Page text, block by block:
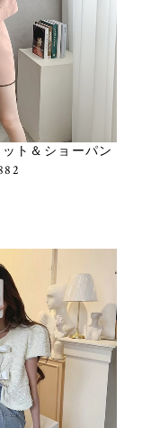
ト＆ショーパン